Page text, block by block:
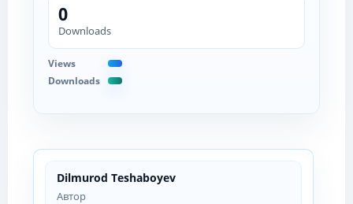
Dilmurod Teshaboyev
Автор
0
Downloads
Views
Downloads